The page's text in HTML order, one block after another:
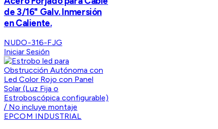
de 3/16" Galv. Inmersión
en Caliente.
NUDO-316-FJG
Iniciar Sesión
EPCOM INDUSTRIAL